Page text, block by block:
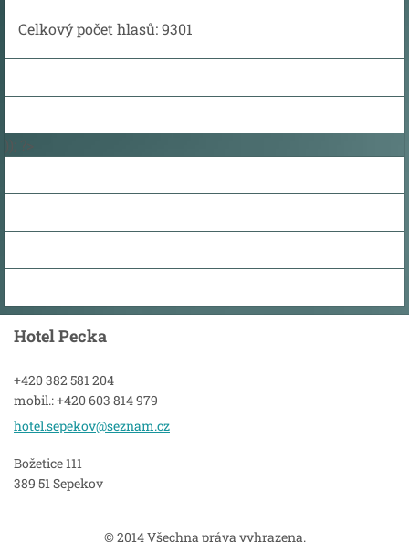
Celkový počet hlasů:9301
)); ?>
Hotel Pecka
+420 382 581 204
mobil.: +420 603 814 979
hotel.sepekov@seznam.cz
Božetice 111
389 51 Sepekov
© 2014 Všechna práva vyhrazena.